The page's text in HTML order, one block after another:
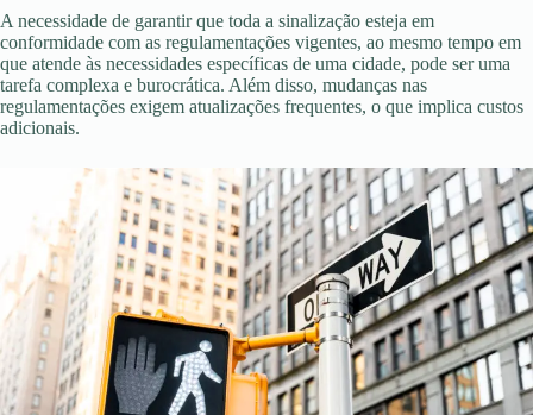
A necessidade de garantir que toda a sinalização esteja em
conformidade com as regulamentações vigentes, ao mesmo tempo em
que atende às necessidades específicas de uma cidade, pode ser uma
tarefa complexa e burocrática. Além disso, mudanças nas
regulamentações exigem atualizações frequentes, o que implica custos
adicionais.